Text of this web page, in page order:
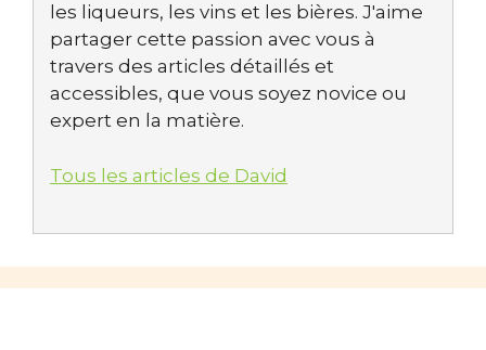
les liqueurs, les vins et les bières. J'aime
partager cette passion avec vous à
travers des articles détaillés et
accessibles, que vous soyez novice ou
expert en la matière.
Tous les articles de David